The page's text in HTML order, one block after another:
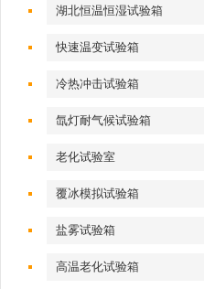
湖北恒温恒湿试验箱
快速温变试验箱
冷热冲击试验箱
氙灯耐气候试验箱
老化试验室
覆冰模拟试验箱
盐雾试验箱
高温老化试验箱